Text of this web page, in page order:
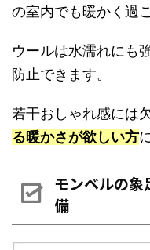
の室内でも暖かく過
ウールは水濡れにも
防止できます。
若干おしゃれ感には
る暖かさが欲しい方
モンベルの象
備